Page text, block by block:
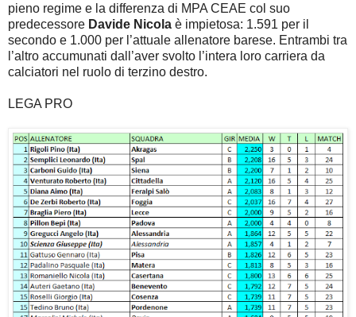
pieno regime e la differenza di MPA CEAE col suo
predecessore Davide Nicola è impietosa: 1.591 per il
secondo e 1.000 per l’attuale allenatore barese. Entrambi tra
l’altro accumunati dall’aver svolto l’intera loro carriera da
calciatori nel ruolo di terzino destro.
LEGA PRO